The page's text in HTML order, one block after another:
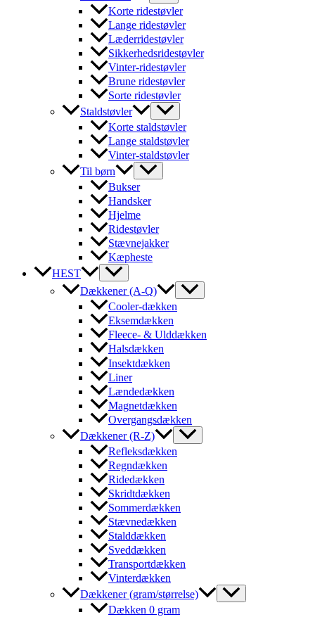
Korte ridestøvler
Lange ridestøvler
Læderridestøvler
Sikkerhedsridestøvler
Vinter-ridestøvler
Brune ridestøvler
Sorte ridestøvler
Staldstøvler
Korte staldstøvler
Lange staldstøvler
Vinter-staldstøvler
Til børn
Bukser
Handsker
Hjelme
Ridestøvler
Stævnejakker
Kæpheste
HEST
Dækkener (A-Q)
Cooler-dækken
Eksemdækken
Fleece- & Ulddækken
Halsdækken
Insektdækken
Liner
Lændedækken
Magnetdækken
Overgangsdækken
Dækkener (R-Z)
Refleksdækken
Regndækken
Ridedækken
Skridtdækken
Sommerdækken
Stævnedækken
Stalddækken
Sveddækken
Transportdækken
Vinterdækken
Dækkener (gram/størrelse)
Dækken 0 gram